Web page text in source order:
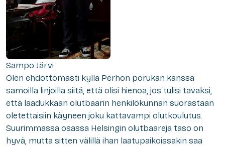
Sampo Järvi
Olen ehdottomasti kyllä Perhon porukan kanssa
samoilla linjoilla siitä, että olisi hienoa, jos tulisi tavaksi,
että laadukkaan olutbaarin henkilökunnan suorastaan
oletettaisiin käyneen joku kattavampi olutkoulutus.
Suurimmassa osassa Helsingin olutbaareja taso on
hyvä, mutta sitten välillä ihan laatupaikoissakin saa